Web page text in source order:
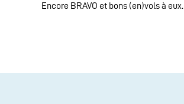
Encore BRAVO et bons (en)vols à eux.